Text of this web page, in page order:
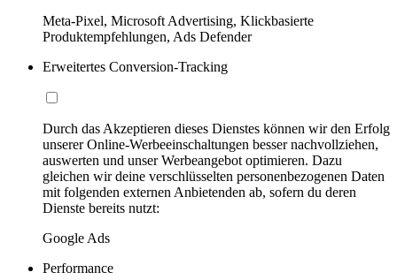
Meta-Pixel, Microsoft Advertising, Klickbasierte
Produktempfehlungen, Ads Defender
Erweitertes Conversion-Tracking
Durch das Akzeptieren dieses Dienstes können wir den Erfolg
unserer Online-Werbeeinschaltungen besser nachvollziehen,
auswerten und unser Werbeangebot optimieren. Dazu
gleichen wir deine verschlüsselten personenbezogenen Daten
mit folgenden externen Anbietenden ab, sofern du deren
Dienste bereits nutzt:
Google Ads
Performance